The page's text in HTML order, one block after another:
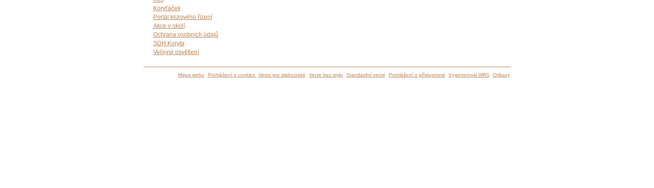
Koryťáček
Portál krizového řízení
Akce v okolí
Ochrana osobních údajů
SDH Koryta
Veřejné osvětlení
Mapa webu Prohlášení o cookies Verze pro slabozraké Verze bez stylu Standardní verze Prohlášení o přístupnosti Vygeneroval WRS Odkazy